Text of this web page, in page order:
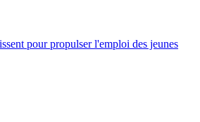
pour propulser l'emploi des jeunes